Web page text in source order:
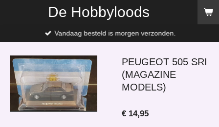
de
De Hobbyloods
Vandaag besteld is morgen verzonden.
PEUGEOT 505 SRI
(MAGAZINE
MODELS)
€ 14,95